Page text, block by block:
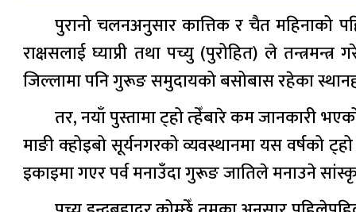
पुरानो चलनअनुसार कात्तिक र चैत महिनाको
राक्षसलाई घ्याप्री तथा पच्यु (पुरोहित) ले
जिल्लामा पनि गुरूङ समुदायको बसोबास रहेका
तर, नयाँ पुस्तामा ट्हो त्हेँबारे कम जानकारी
माङी क्होइबो सूर्यनगरको व्यवस्थानमा यस वर्षको
इकाइमा गएर पर्व मनाउँदा गुरूङ जातिले मनाउने